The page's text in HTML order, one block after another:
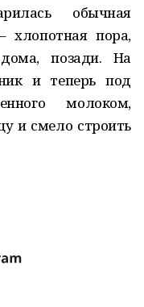
обычная
хлопотная пора,
позади. На
и теперь под
молоком,
и смело строить